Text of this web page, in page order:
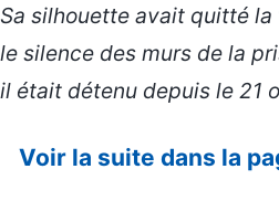
Sa silhouette avait quitté
le silence des murs de la
il était détenu depuis le 21
Voir la suite dans la